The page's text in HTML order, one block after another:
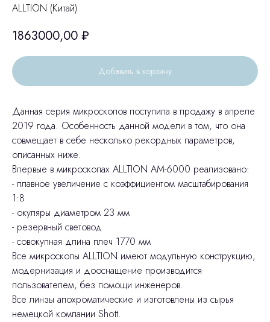
ALLTION (Китай)
1863000,00 ₽
Добавить в корзину
Данная серия микроскопов поступила в продажу в апреле
2019 года. Особенность данной модели в том, что она
совмещает в себе несколько рекордных параметров,
описанных ниже.
Впервые в микроскопах ALLTION AM-6000 реализовано:
- плавное увеличение с коэффициентом масштабирования
1:8
- окуляры диаметром 23 мм
- резервный световод
- совокупная длина плеч 1770 мм
Все микроскопы ALLTION имеют модульную конструкцию,
модернизация и дооснащение производится
пользователем, без помощи инженеров.
Все линзы апохроматические и изготовлены из сырья
немецкой компании Shott.